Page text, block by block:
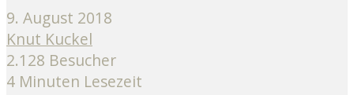
9. August 2018
Knut Kuckel
2.128 Besucher
4 Minuten Lesezeit